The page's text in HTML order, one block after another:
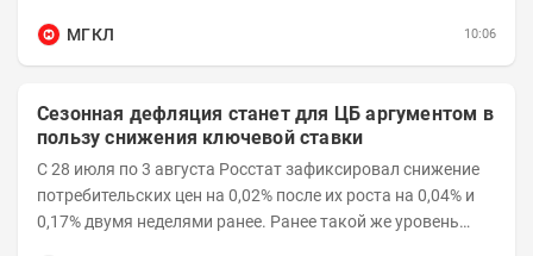
МГКЛ
10:06
Сезонная дефляция станет для ЦБ аргументом в
пользу снижения ключевой ставки
С 28 июля по 3 августа Росстат зафиксировал снижение
потребительских цен на 0,02% после их роста на 0,04% и
0,17% двумя неделями ранее. Ранее такой же уровень